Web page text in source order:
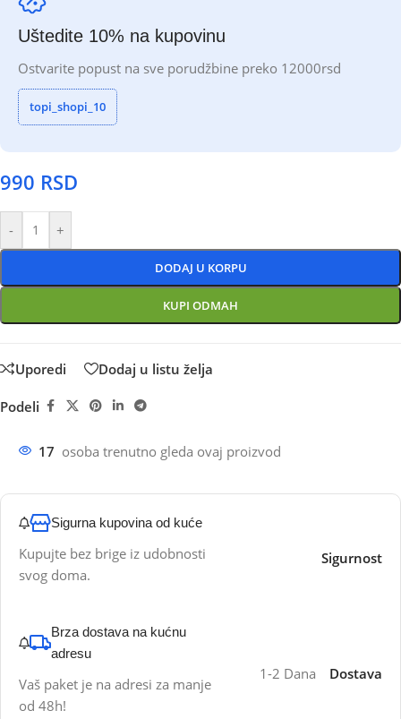
Uštedite 10% na kupovinu
Ostvarite popust na sve porudžbine preko 12000rsd
topi_shopi_10
990 RSD
- +
DODAJ U KORPU
KUPI ODMAH
Uporedi Dodaj u listu želja
Podeli
17 osoba trenutno gleda ovaj proizvod
Sigurna kupovina od kuće
Kupujte bez brige iz udobnosti
svog doma.
Sigurnost
Brza dostava na kućnu
adresu
Vaš paket je na adresi za manje
od 48h!
1-2 Dana Dostava